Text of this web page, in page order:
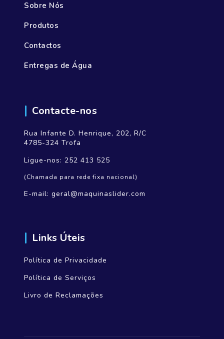
Sobre Nós
Produtos
Contactos
Entregas de Água
Contacte-nos
Rua Infante D. Henrique, 202, R/C
4785-324 Trofa
Ligue-nos: 252 413 525
(Chamada para rede fixa nacional)
E-mail: geral@maquinaslider.com
Links Úteis
Política de Privacidade
Política de Serviços
Livro de Reclamações